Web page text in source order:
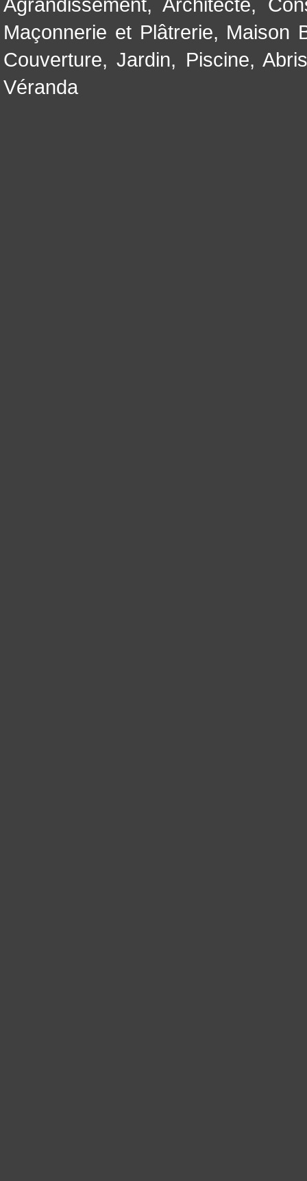
Maçonnerie et Plâtrerie, Maison
Couverture,Jardin, Piscine,
Véranda